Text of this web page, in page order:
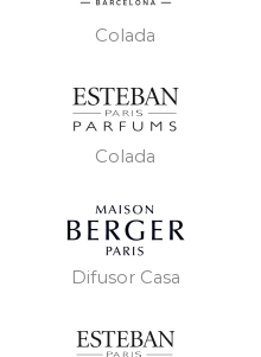
Colada
Colada
Difusor Casa